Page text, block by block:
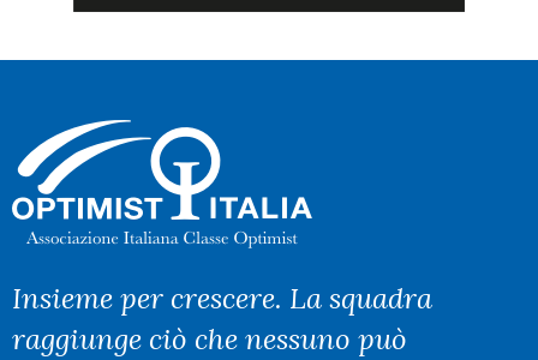
Insieme per crescere. La squadra
raggiunge ciò che nessuno può